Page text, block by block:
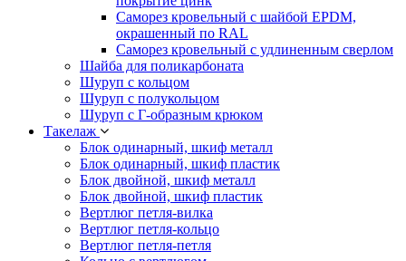
Саморез кровельный с шайбой EPDM,
окрашенный по RAL
Саморез кровельный с удлиненным сверлом
Шайба для поликарбоната
Шуруп с кольцом
Шуруп с полукольцом
Шуруп с Г-образным крюком
Такелаж
Блок одинарный, шкиф металл
Блок одинарный, шкиф пластик
Блок двойной, шкиф металл
Блок двойной, шкиф пластик
Вертлюг петля-вилка
Вертлюг петля-кольцо
Вертлюг петля-петля